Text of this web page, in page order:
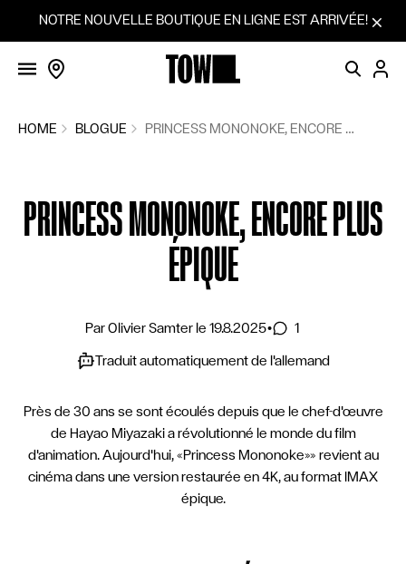
NOTRE NOUVELLE BOUTIQUE EN LIGNE EST ARRIVÉE!
FILMS
SÉANCES
COMMUNITY
PROPOSER UN FILM
VOICI COMMENT ÇA MARCHE
BOUTIQUE
LANGUEDEFRENIT
HOME BLOGUE PRINCESS MONONOKE, ENCORE PLUS ÉPIQUE
PRINCESS MONONOKE, ENCORE PLUS
ÉPIQUE
ParOlivier Samter le 19.8.2025• 1
Traduit automatiquement de l'allemand
Près de 30 ans se sont écoulés depuis que le chef-d'œuvre
de Hayao Miyazaki a révolutionné le monde du film
d'animation. Aujourd'hui, «Princess Mononoke»» revient au
cinéma dans une version restaurée en 4K, au format IMAX
épique.